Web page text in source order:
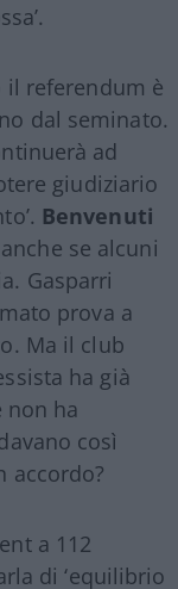
il referendum è
dal seminato.
ad
giudiziario
Benvenuti
se alcuni
Gasparri
prova a
Ma il club
ha già
non ha
così
accordo?
a 112
di ‘equilibrio